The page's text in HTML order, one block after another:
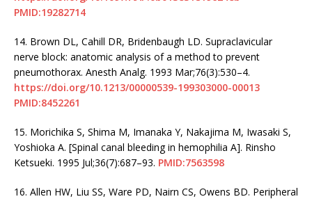
PMID:19282714
14. Brown DL, Cahill DR, Bridenbaugh LD. Supraclavicular
nerve block: anatomic analysis of a method to prevent
pneumothorax. Anesth Analg. 1993 Mar;76(3):530–4.
https://doi.org/10.1213/00000539-199303000-00013
PMID:8452261
15. Morichika S, Shima M, Imanaka Y, Nakajima M, Iwasaki S,
Yoshioka A. [Spinal canal bleeding in hemophilia A]. Rinsho
Ketsueki. 1995 Jul;36(7):687–93. PMID:7563598
16. Allen HW, Liu SS, Ware PD, Nairn CS, Owens BD. Peripheral